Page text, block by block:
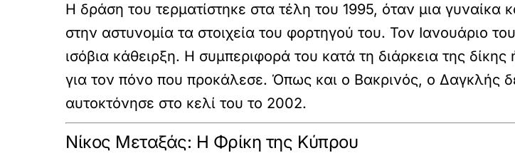
Η δράση του τερματίστηκε στα τέλη του 1995, όταν μια
στην αστυνομία τα στοιχεία του φορτηγού του. Τον Ιανουάριο
ισόβια κάθειρξη. Η συμπεριφορά του κατά τη διάρκεια της
για τον πόνο που προκάλεσε. Όπως και ο Βακρινός, ο Δαγκλής
αυτοκτόνησε στο κελί του το 2002.
Νίκος Μεταξάς: Η Φρίκη της Κύπρου